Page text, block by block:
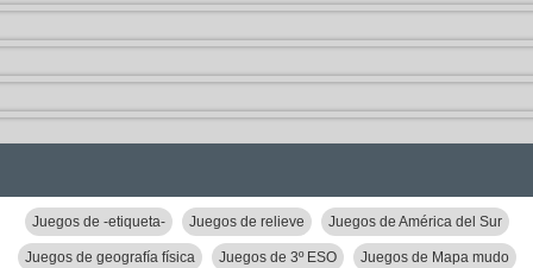
Juegos de -etiqueta- Juegos de relieve Juegos de América del Sur
Juegos de geografía física Juegos de 3º ESO Juegos de Mapa mudo